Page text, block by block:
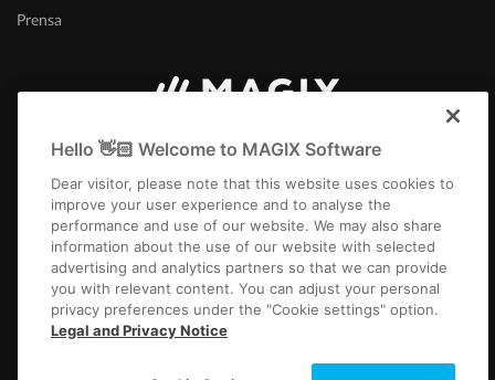
Prensa
España
Aviso LegalTérminos y condicionesCondiciones del concurso
Protección de datosConfiguración de cookiesEULAPago / Envío
Desistir del contrato
Hello 👋🏻 Welcome to MAGIX Software
Dear visitor, please note that this website uses cookies to
improve your user experience and to analyse the
performance and use of our website. We may also share
information about the use of our website with selected
advertising and analytics partners so that we can provide
you with relevant content. You can adjust your personal
privacy preferences under the "Cookie settings" option.
Legal and Privacy Notice